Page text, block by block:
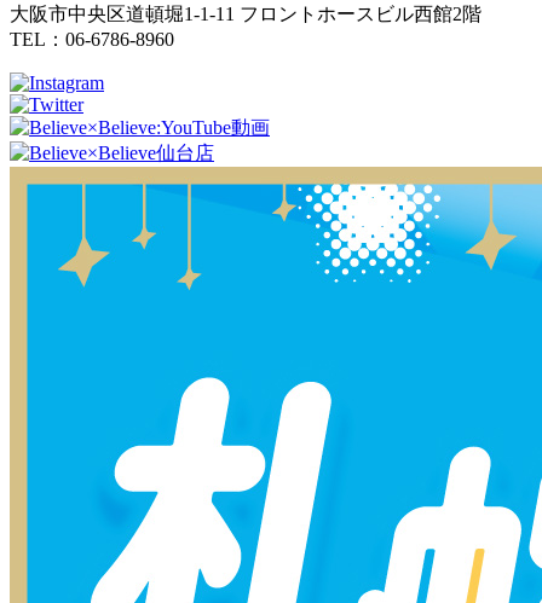
大阪市中央区道頓堀1-1-11 フロントホースビル西館2階
TEL：06-6786-8960